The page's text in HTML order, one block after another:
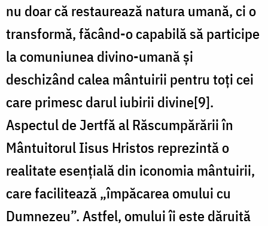
nu doar că restaurează natura umană, ci o
transformă, făcând-o capabilă să participe
la comuniunea divino-umană și
deschizând calea mântuirii pentru toți cei
care primesc darul iubirii divine[9].
Aspectul de Jertfă al Răscumpărării în
Mântuitorul Iisus Hristos reprezintă o
realitate esențială din iconomia mântuirii,
care facilitează „împăcarea omului cu
Dumnezeu”. Astfel, omului îi este dăruită